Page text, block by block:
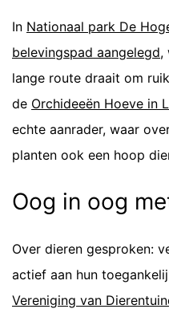
In Nationaal park De
belevingspad aangelegd,
lange route draait om
de Orchideeën Hoeve in
echte aanrader, waar
planten ook een hoop
Oog in oog
Over dieren gesproken:
actief aan hun
Vereniging van